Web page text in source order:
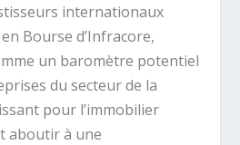
internationaux
Bourse d’Infracore,
un baromètre potentiel
du secteur de la
pour l’immobilier
aboutir à une